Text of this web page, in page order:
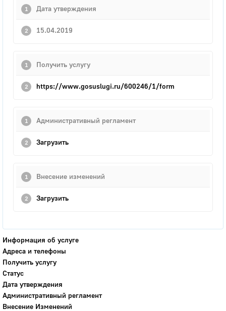
Город
Глазов
Официальный портал
муниципального
образования
Дата утверждения
15.04.2019
Получить услугу
https://www.gosuslugi.ru/600246/1/form
Административный регламент
Загрузить
Внесение изменений
Загрузить
Информация об услуге
Адреса и телефоны
Получить услугу
Статус
Дата утверждения
Административный регламент
Внесение Изменений